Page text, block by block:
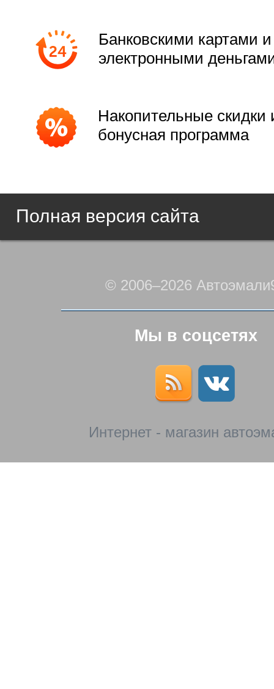
Банковскими картами и
электронными
Накопительные скидки
бонусная программа
Полная версия сайта
© 2006–2026
Мы в соцсетях
Интернет - магазин